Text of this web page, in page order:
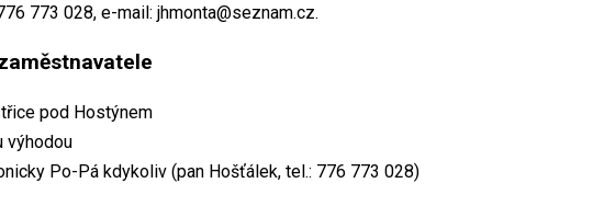
773 028, e-mail: jhmonta@seznam.cz.
pod Hostýnem
výhodou
Po-Pá kdykoliv (pan Hošťálek, tel.: 776 773 028)